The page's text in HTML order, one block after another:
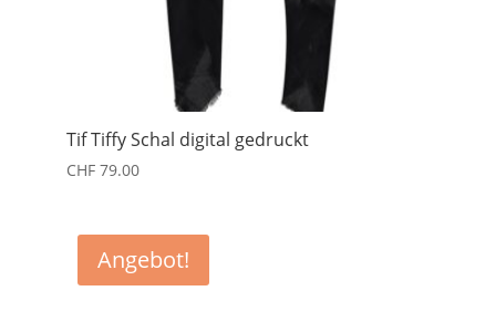
Tif Tiffy Schal digital gedruckt
CHF79.00
Angebot!